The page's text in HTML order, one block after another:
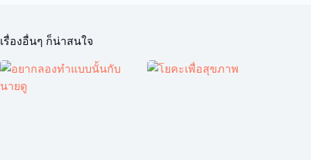
เรื่องอื่นๆ ก็น่าสนใจ